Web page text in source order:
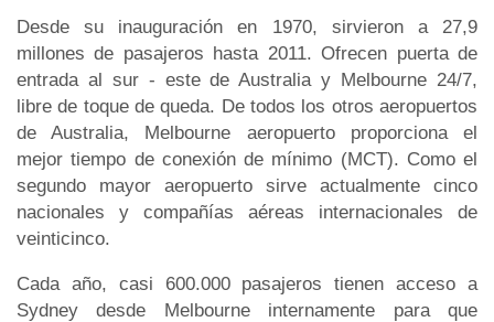
Desde su inauguración en 1970, sirvieron a 27,9
millones de pasajeros hasta 2011. Ofrecen puerta de
entrada al sur - este de Australia y Melbourne 24/7,
libre de toque de queda. De todos los otros aeropuertos
de Australia, Melbourne aeropuerto proporciona el
mejor tiempo de conexión de mínimo (MCT). Como el
segundo mayor aeropuerto sirve actualmente cinco
nacionales y compañías aéreas internacionales de
veinticinco.
Cada año, casi 600.000 pasajeros tienen acceso a
Sydney desde Melbourne internamente para que